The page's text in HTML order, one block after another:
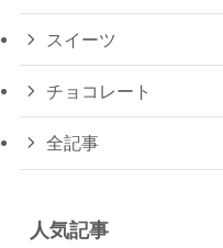
スイーツ
チョコレート
全記事
人気記事